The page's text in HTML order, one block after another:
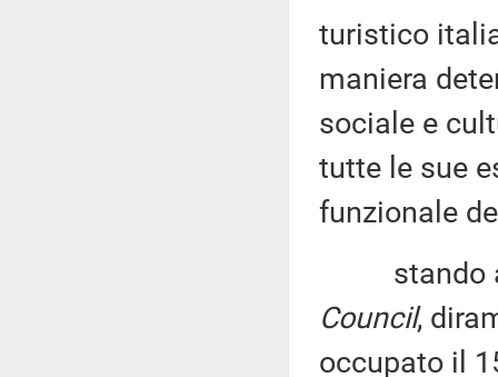
turistico
maniera
sociale e
tutte le sue
funzionale
stando
Council,
occupato il